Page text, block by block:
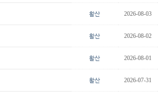
활산 2026-08-03
활산 2026-08-02
활산 2026-08-01
활산 2026-07-31